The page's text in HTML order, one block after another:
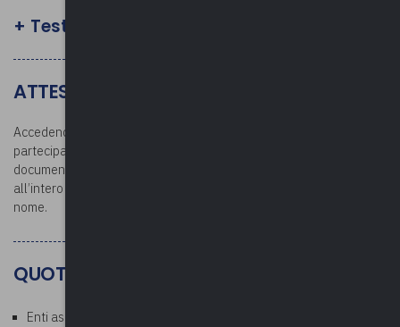
+ Test finale facoltativo
ATTESTATO E DOCUMENTAZIONE
Accedendo all’area riservata dopo la conclusione del corso, i
partecipanti potranno scaricare l’attestato di partecipazione e la
documentazione. L’attestato verrà rilasciato per la partecipazione
all’intero corso: si raccomanda la partecipazione con il proprio
nome.
QUOTE
Enti associati: € 35,00 a persona (esente IVA)